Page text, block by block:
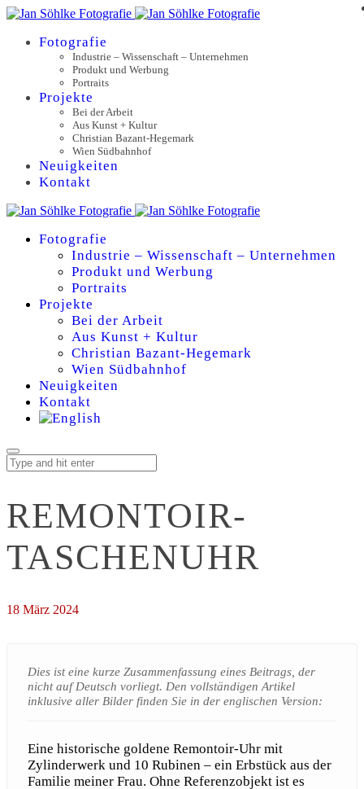
Fotografie
Industrie – Wissenschaft – Unternehmen
Produkt und Werbung
Portraits
Projekte
Bei der Arbeit
Aus Kunst + Kultur
Christian Bazant-Hegemark
Wien Südbahnhof
Neuigkeiten
Kontakt
Fotografie
Industrie – Wissenschaft – Unternehmen
Produkt und Werbung
Portraits
Projekte
Bei der Arbeit
Aus Kunst + Kultur
Christian Bazant-Hegemark
Wien Südbahnhof
Neuigkeiten
Kontakt
REMONTOIR-
TASCHENUHR
18 März 2024
Eine historische goldene Remontoir-Uhr mit
Zylinderwerk und 10 Rubinen – ein Erbstück aus der
Familie meiner Frau. Ohne Referenzobjekt ist es